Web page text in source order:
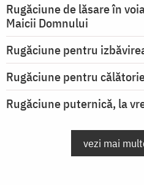
Rugăciune de lăsare în
Maicii Domnului
Rugăciune pentru
Rugăciune pentru
Rugăciune puternică, la
vezi mai